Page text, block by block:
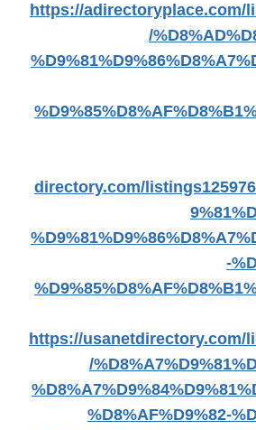
https://adirectoryplace.com/
/
directory.com/
-
https://usanetdirectory.com/
/
%D8%AF%D9%82-